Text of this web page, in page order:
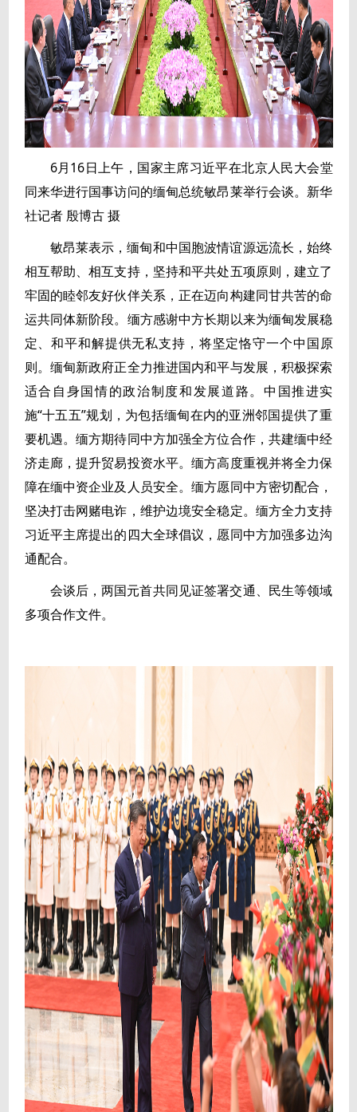
6月16日上午，国家主席习近平在北京人民大会堂
同来华进行国事访问的缅甸总统敏昂莱举行会谈。新华
社记者 殷博古 摄
敏昂莱表示，缅甸和中国胞波情谊源远流长，始终
相互帮助、相互支持，坚持和平共处五项原则，建立了
牢固的睦邻友好伙伴关系，正在迈向构建同甘共苦的命
运共同体新阶段。缅方感谢中方长期以来为缅甸发展稳
定、和平和解提供无私支持，将坚定恪守一个中国原
则。缅甸新政府正全力推进国内和平与发展，积极探索
适合自身国情的政治制度和发展道路。中国推进实
施“十五五”规划，为包括缅甸在内的亚洲邻国提供了重
要机遇。缅方期待同中方加强全方位合作，共建缅中经
济走廊，提升贸易投资水平。缅方高度重视并将全力保
障在缅中资企业及人员安全。缅方愿同中方密切配合，
坚决打击网赌电诈，维护边境安全稳定。缅方全力支持
习近平主席提出的四大全球倡议，愿同中方加强多边沟
通配合。
会谈后，两国元首共同见证签署交通、民生等领域
多项合作文件。